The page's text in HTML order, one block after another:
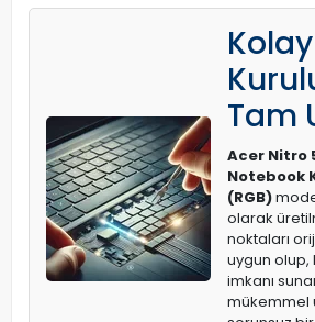
Kolay
Tam
Acer Nitro
Notebook
(RGB)
olarak
noktaları
uygun olup,
imkanı
mükemmel